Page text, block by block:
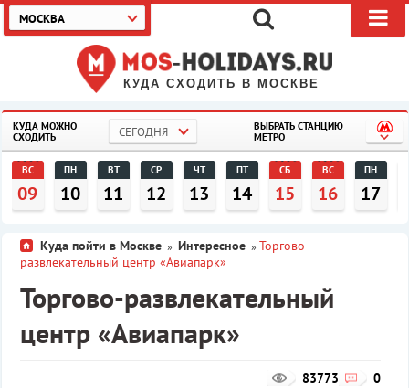
КУДА СХОДИТЬ В МОСКВЕ
МОСКВА
КУДА МОЖНО
СХОДИТЬ
СЕГОДНЯ
ВЫБРАТЬ СТАНЦИЮ
МЕТРО
ВС
09
ПН
10
ВТ
11
СР
12
ЧТ
13
ПТ
14
СБ
15
ВС
16
ПН
17
Куда пойти в Москве » Интересное » Торгово-
развлекательный центр «Авиапарк»
Торгово-развлекательный
центр «Авиапарк»
0
83773